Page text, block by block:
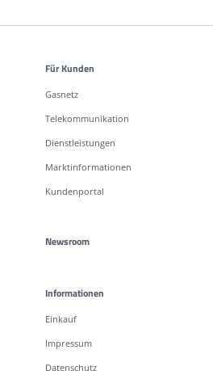
Für Kunden
Gasnetz
Telekommunikation
Dienstleistungen
Marktinformationen
Kundenportal
Newsroom
Informationen
Einkauf
Impressum
Datenschutz